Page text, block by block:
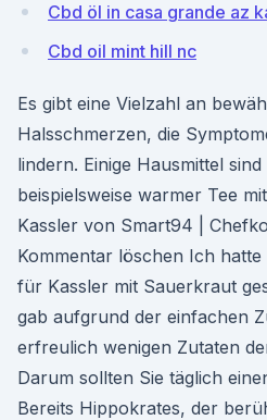
Cbd öl in casa grande az
Cbd oil mint hill nc
Es gibt eine Vielzahl an
Halsschmerzen, die
lindern. Einige Hausmittel
beispielsweise warmer Tee
Kassler von Smart94 |
Kommentar löschen Ich
für Kassler mit Sauerkraut
gab aufgrund der einfachen
erfreulich wenigen Zutaten
Darum sollten Sie täglich
Bereits Hippokrates, der